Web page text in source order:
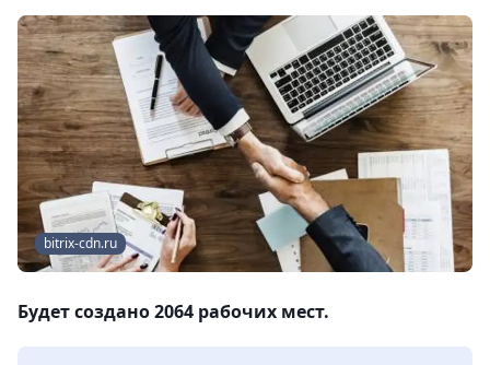
bitrix-cdn.ru
Будет создано 2064 рабочих мест.